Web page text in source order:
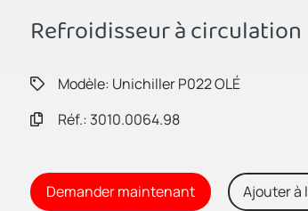
Refroidisseur à circulation
Modèle: Unichiller P022 OLÉ
Réf.: 3010.0064.98
Demander maintenant Ajouter à